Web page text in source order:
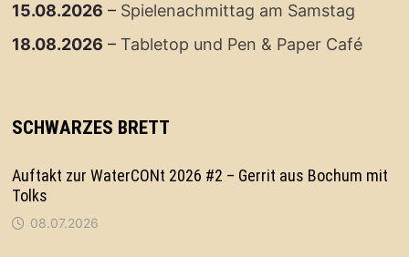
15.08.2026 – Spielenachmittag am Samstag
18.08.2026 – Tabletop und Pen & Paper Café
SCHWARZES BRETT
Auftakt zur WaterCONt 2026 #2 – Gerrit aus Bochum mit
Tolks
08.07.2026